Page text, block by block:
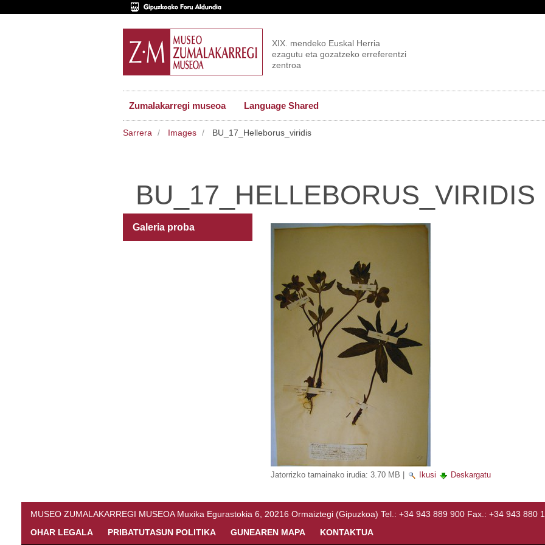
XIX. mendeko Euskal Herria
ezagutu eta gozatzeko erreferentzi
zentroa
Zumalakarregi museoa Language Shared
Sarrera Images BU_17_Helleborus_viridis
BU_17_HELLEBORUS_VIRIDIS
Jatorrizko tamainako irudia: 3.70 MB Ikusi Deskargatu
Galeria proba
MUSEO ZUMALAKARREGI MUSEOA Muxika Egurastokia 6, 20216 Ormaiztegi (Gipuzkoa) Tel.: +34 943 889 900 Fax.: +34 943 880
OHAR LEGALA
PRIBATUTASUN POLITIKA GUNEAREN MAPA KONTAKTUA